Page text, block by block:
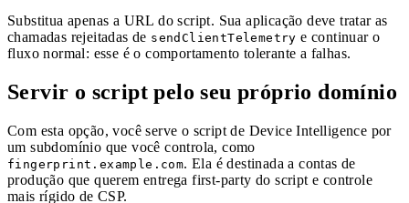
Substitua apenas a URL do script. Sua aplicação deve tratar as
chamadas rejeitadas de sendClientTelemetry e continuar o
fluxo normal: esse é o comportamento tolerante a falhas.
Servir o script pelo seu próprio domínio
Com esta opção, você serve o script de Device Intelligence por
um subdomínio que você controla, como
fingerprint.example.com. Ela é destinada a contas de
produção que querem entrega first-party do script e controle
mais rígido de CSP.